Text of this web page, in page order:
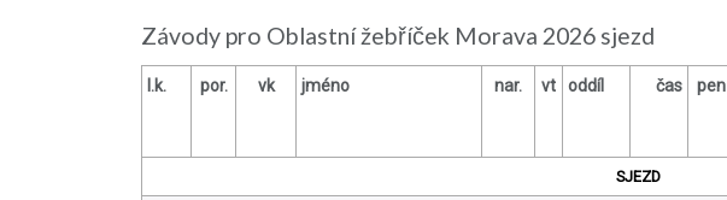
Závody pro Oblastní žebříček Morava 2026 sjezd
l.k. por. vk jméno nar. vt oddíl čas pen
SJEZD